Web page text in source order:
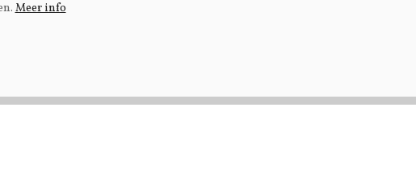
Engel
aan
Meer info